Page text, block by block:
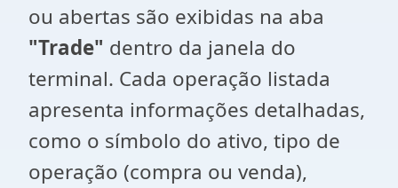
ou abertas são exibidas na aba
"Trade" dentro da janela do
terminal. Cada operação listada
apresenta informações detalhadas,
como o símbolo do ativo, tipo de
operação (compra ou venda),